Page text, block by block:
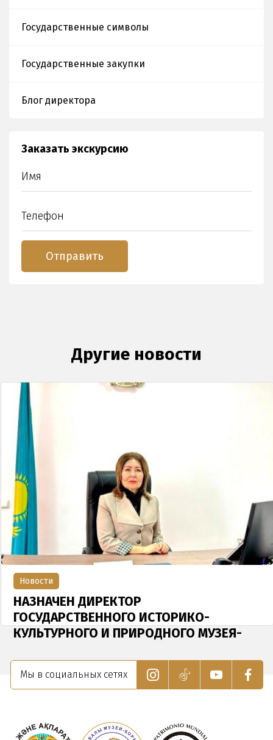
Государственные символы
Государственные закупки
Блог директора
Заказать экскурсию
Другие новости
Новости
НАЗНАЧЕН ДИРЕКТОР
ГОСУДАРСТВЕННОГО ИСТОРИКО-
КУЛЬТУРНОГО И ПРИРОДНОГО МУЗЕЯ-
17 Января 2024
Мы в социальных сетях